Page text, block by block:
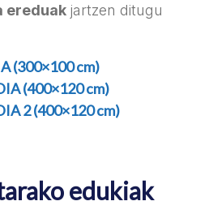
ereduak jartzen ditugu
(300×100 cm)
(400×120 cm)
2 (400×120 cm)
edukiak